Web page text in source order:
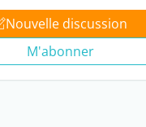
Nouvelle discussion
M'abonner